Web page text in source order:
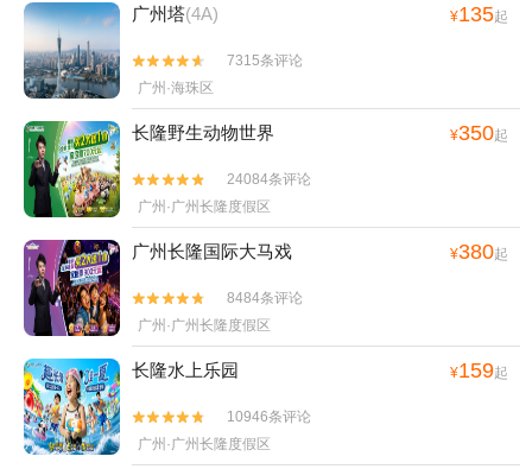
广州塔(4A) ¥135起


7315条评论
广州·海珠区
长隆野生动物世界 ¥350起


24084条评论
广州·广州长隆度假区
广州长隆国际大马戏 ¥380起


8484条评论
广州·广州长隆度假区
长隆水上乐园 ¥159起


10946条评论
广州·广州长隆度假区